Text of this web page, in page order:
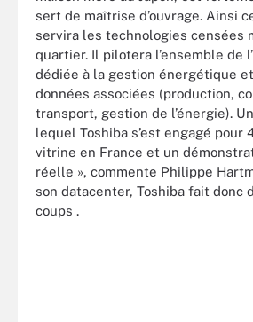
sert de maîtrise d’ouvrage. Ainsi
servira les technologies censées
quartier. Il pilotera l’ensemble de
dédiée à la gestion énergétique
données associées (production,
transport, gestion de l’énergie).
lequel Toshiba s’est engagé pour
vitrine en France et un
réelle », commente Philippe
son datacenter, Toshiba fait donc
coups .